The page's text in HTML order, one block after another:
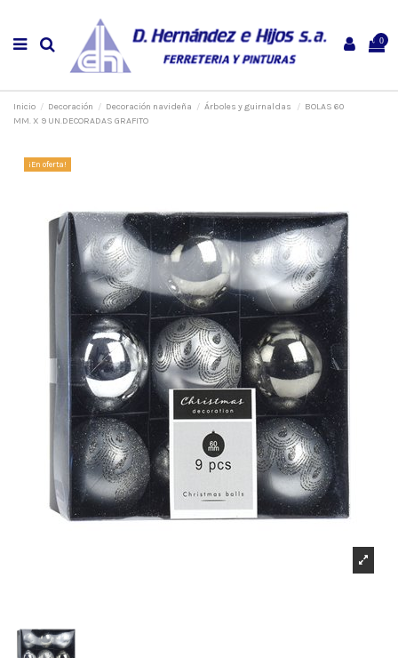
0
Inicio Decoración Decoración navideña Árboles y guirnaldas
BOLAS 60
MM. X 9 UN.DECORADAS GRAFITO
¡En oferta!